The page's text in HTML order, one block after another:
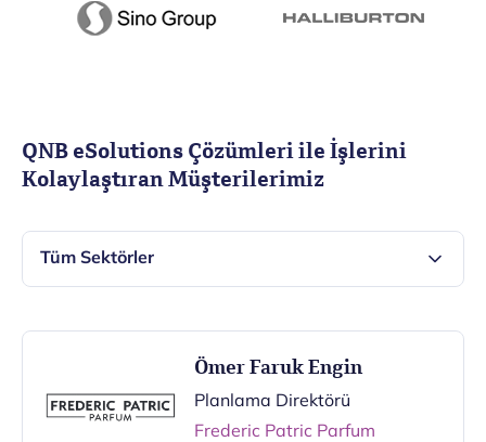
QNB eSolutions Çözümleri ile İşlerini
Kolaylaştıran Müşterilerimiz
Tüm Sektörler
Ömer Faruk Engin
Planlama Direktörü
Frederic Patric Parfum